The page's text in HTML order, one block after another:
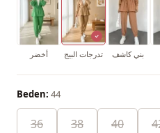
أخضر تدرجات البيج بني كاشف
Beden: 44
36 38 40